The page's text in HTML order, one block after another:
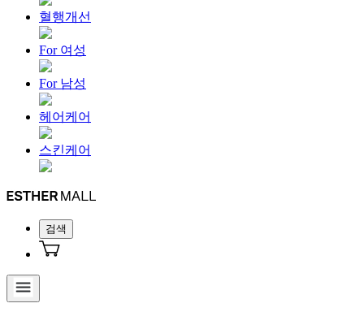
혈행개선
For 여성
For 남성
헤어케어
스킨케어
검색